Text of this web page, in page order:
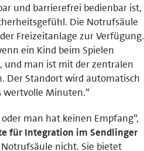
und barrierefrei bedienbar ist,
Die Notrufsäule
Freizeitanlage zur Verfügung.
ein Kind beim Spielen
und man ist mit der zentralen
Der Standort wird automatisch
wertvolle Minuten.“
man hat keinen Empfang“,
für Integration im Sendlinger
nicht. Sie bietet